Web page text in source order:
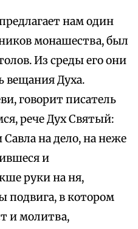
нам один
монашества, был
Из среды его они
вещания Духа.
говорит писатель
рече Дух Святый:
на дело, на неже
и
руки на ня,
подвига, в котором
и молитва,